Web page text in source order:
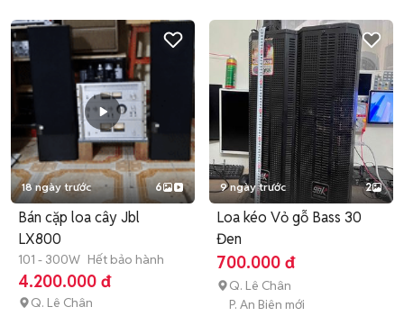
18 ngày trước 6
Bán cặp loa cây Jbl
LX800
101 - 300W Hết bảo hành
4.200.000 đ
Q. Lê Chân
9 ngày trước 2
Loa kéo Vỏ gỗ Bass 30
Đen
700.000 đ
Q. Lê Chân
P. An Biên mới